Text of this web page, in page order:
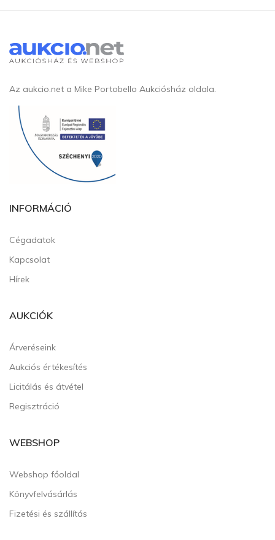
Az aukcio.net a Mike Portobello Aukciósház oldala.
INFORMÁCIÓ
Cégadatok
Kapcsolat
Hírek
AUKCIÓK
Árveréseink
Aukciós értékesítés
Licitálás és átvétel
Regisztráció
WEBSHOP
Webshop főoldal
Könyvfelvásárlás
Fizetési és szállítás